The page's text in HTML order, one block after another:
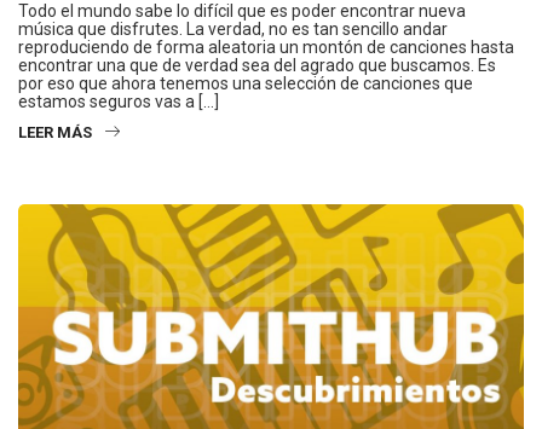
Todo el mundo sabe lo difícil que es poder encontrar nueva
música que disfrutes. La verdad, no es tan sencillo andar
reproduciendo de forma aleatoria un montón de canciones hasta
encontrar una que de verdad sea del agrado que buscamos. Es
por eso que ahora tenemos una selección de canciones que
estamos seguros vas a […]
LEER MÁS